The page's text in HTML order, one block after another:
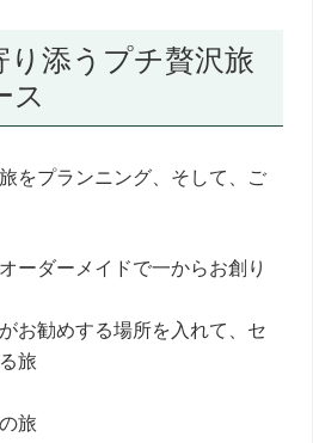
り添うプチ贅沢旅
ス
をプランニング、そして、ご
ーダーメイドで一からお創り
お勧めする場所を入れて、セ
旅
旅